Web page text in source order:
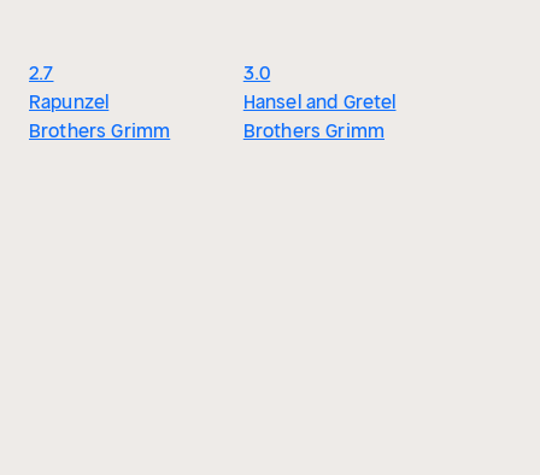
2.7
Rapunzel
Brothers Grimm
3.0
Hansel and Gretel
Brothers Grimm